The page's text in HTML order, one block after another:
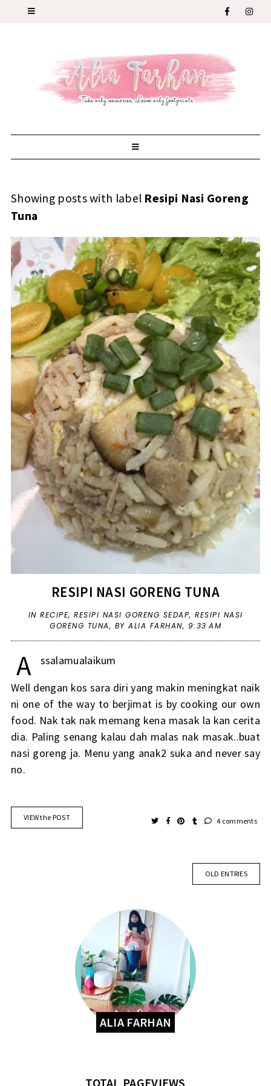
Showing posts with label Resipi Nasi Goreng
Tuna
RESIPI NASI GORENG TUNA
IN RECIPE, RESIPI NASI GORENG SEDAP, RESIPI NASI
GORENG TUNA, BY ALIA FARHAN, 9:33 AM
A
ssalamualaikum
Well dengan kos sara diri yang makin meningkat naik
ni one of the way to berjimat is by cooking our own
food. Nak tak nak memang kena masak la kan cerita
dia. Paling senang kalau dah malas nak masak..buat
nasi goreng ja. Menu yang anak2 suka and never say
no.
VIEW the POST 4 comments
OLD ENTRIES
ALIA FARHAN
TOTAL PAGEVIEWS